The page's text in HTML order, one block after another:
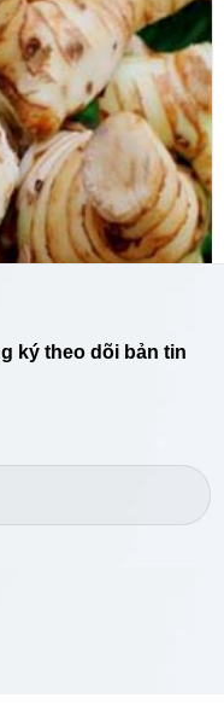
)
ký theo dõi bản tin